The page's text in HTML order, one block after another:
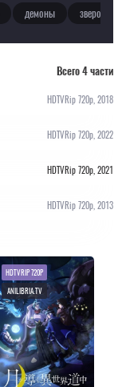
демоны зверолюди
Всего 4 части
HDTVRip 720p, 2018
HDTVRip 720p, 2022
HDTVRip 720p, 2021
HDTVRip 720p, 2013
HDTVRIP 720P
ANILIBRIA.TV